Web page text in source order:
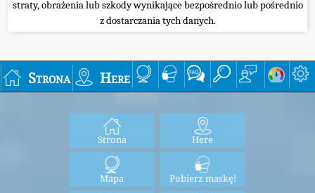
straty, obrażenia lub szkody wynikające bezpośrednio lub pośrednio
z dostarczania tych danych.
Strona Here
Strona Here
Mapa Pobierz maskę!